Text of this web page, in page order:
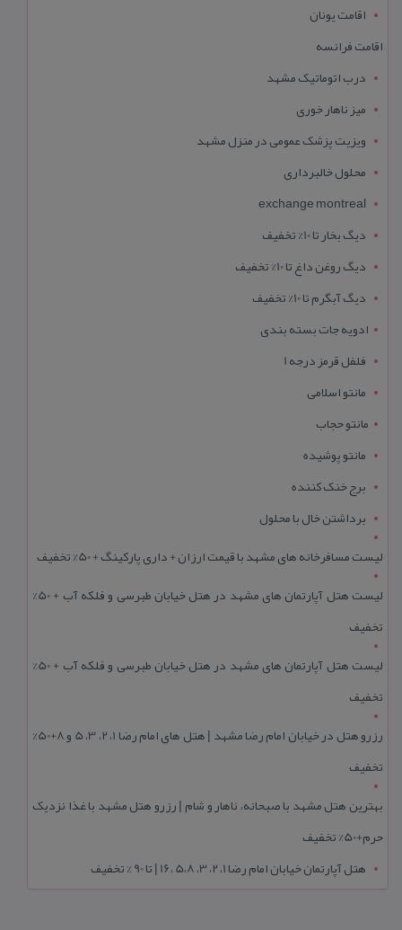
اقامت یونان
اقامت فرانسه
درب اتوماتیک مشهد
میز ناهار خوری
ویزیت پزشک عمومی در منزل مشهد
محلول خالبرداری
exchange montreal
دیگ بخار تا 10% تخفیف
دیگ روغن داغ تا 10% تخفیف
دیگ آبگرم تا 10% تخفیف
ادویه جات بسته بندی
فلفل قرمز درجه 1
مانتو اسلامی
مانتو حجاب
مانتو پوشیده
برج خنک کننده
برداشتن خال با محلول
لیست مسافرخانه های مشهد با قیمت ارزان + داری پارکینگ + 50% تخفیف
لیست هتل آپارتمان های مشهد در هتل خیابان طبرسی و فلکه آب + 50%
تخفیف
لیست هتل آپارتمان های مشهد در هتل خیابان طبرسی و فلکه آب + 50%
تخفیف
رزرو هتل در خیابان امام رضا مشهد | هتل‌ های امام رضا 1، 2، 3، 5 و 8+50%
تخفیف
بهترین هتل مشهد با صبحانه، ناهار و شام | رزرو هتل مشهد با غذا نزدیک
حرم+50% تخفیف
هتل آپارتمان خیابان امام رضا 1، 2، 3، 5،8 ،16 | تا 90 % تخفیف